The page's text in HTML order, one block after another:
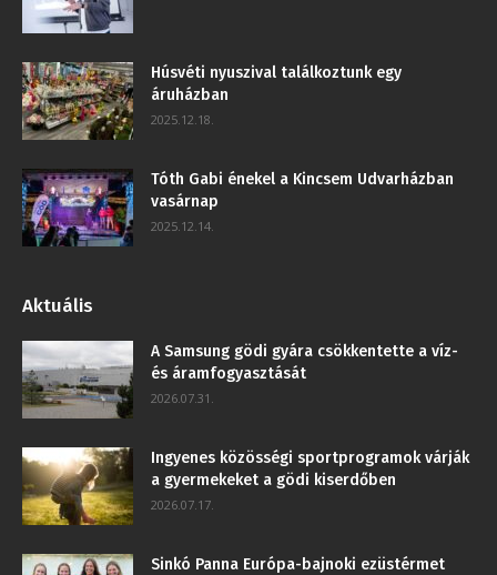
Húsvéti nyuszival találkoztunk egy
áruházban
2025.12.18.
Tóth Gabi énekel a Kincsem Udvarházban
vasárnap
2025.12.14.
Aktuális
A Samsung gödi gyára csökkentette a víz-
és áramfogyasztását
2026.07.31.
Ingyenes közösségi sportprogramok várják
a gyermekeket a gödi kiserdőben
2026.07.17.
Sinkó Panna Európa-bajnoki ezüstérmet